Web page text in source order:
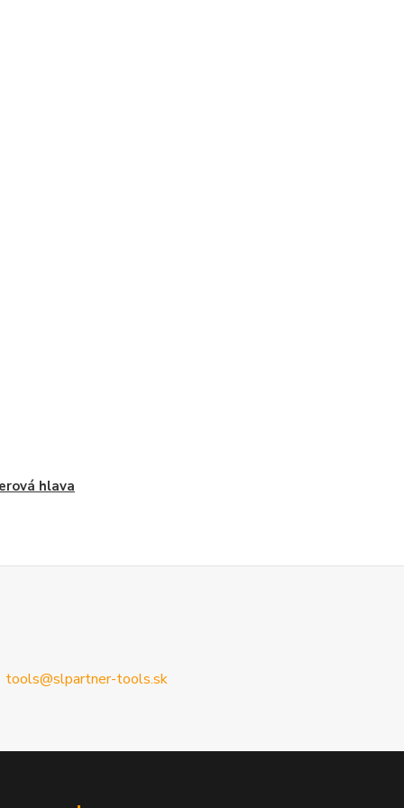
hlava
tools@slpartner-tools.sk